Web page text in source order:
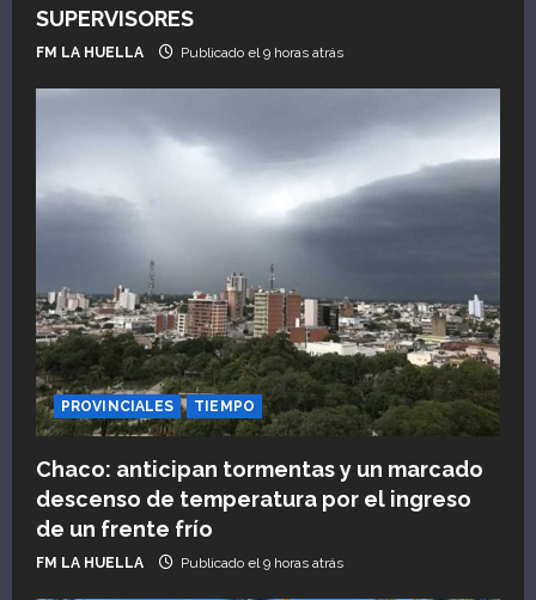
SUPERVISORES
FM LA HUELLA Publicado el 9 horas atrás
PROVINCIALES TIEMPO
Chaco: anticipan tormentas y un marcado
descenso de temperatura por el ingreso
de un frente frío
FM LA HUELLA Publicado el 9 horas atrás